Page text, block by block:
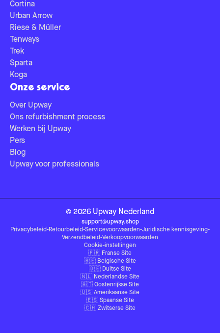
Cortina
Urban Arrow
Riese & Müller
Tenways
Trek
Sparta
Koga
Onze service
Over Upway
Ons refurbishment process
Werken bij Upway
Pers
Blog
Upway voor professionals
© 2026 Upway Nederland
support@upway.shop
Privacybeleid-Retourbeleid-Servicevoorwaarden-Juridische kennisgeving-
Verzendbeleid-Verkoopvoorwaarden
Cookie-instellingen
🇫🇷 Franse Site
🇧🇪 Belgische Site
🇩🇪 Duitse Site
🇳🇱 Nederlandse Site
🇦🇹 Oostenrijkse Site
🇺🇸 Amerikaanse Site
🇪🇸 Spaanse Site
🇨🇭 Zwitserse Site